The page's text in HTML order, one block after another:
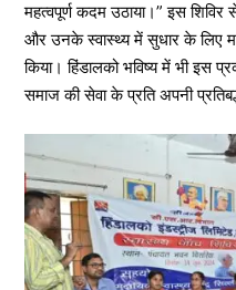
महत्वपूर्ण कदम उठाया।” इस
और उनके स्वास्थ्य में सुधार के लिए
किया। हिंडालको भविष्य में भी इस
समाज की सेवा के प्रति अपनी